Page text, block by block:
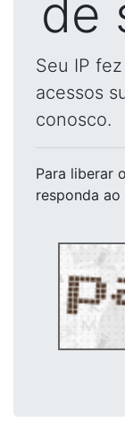
de
Seu IP
acessos
conosco.
Para liberar
responda